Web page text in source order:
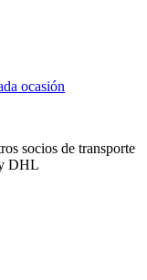
ocasión
socios de transporte
DHL